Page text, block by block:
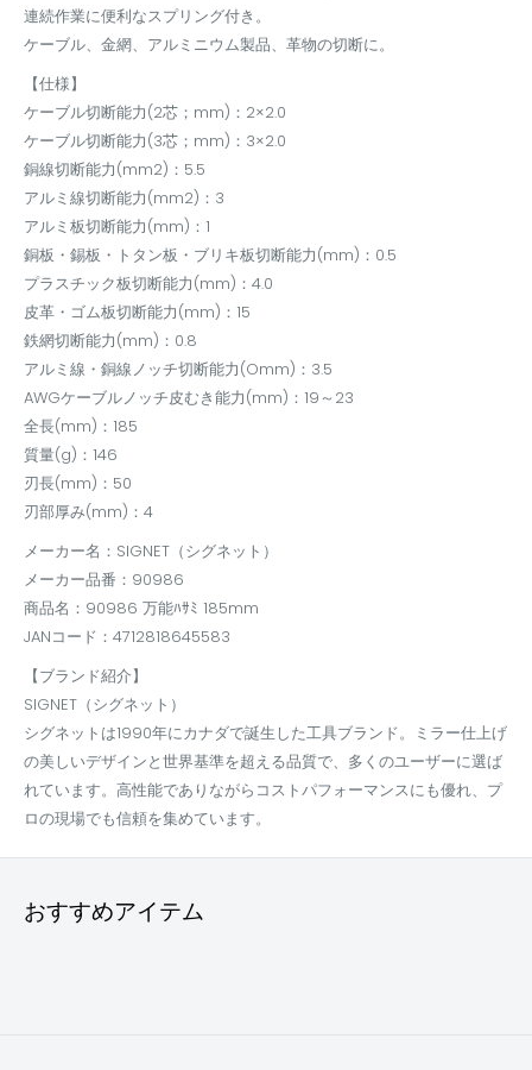
連続作業に便利なスプリング付き。
ケーブル、金網、アルミニウム製品、革物の切断に。
【仕様】
ケーブル切断能力(2芯；mm)：2×2.0
ケーブル切断能力(3芯；mm)：3×2.0
銅線切断能力(mm2)：5.5
アルミ線切断能力(mm2)：3
アルミ板切断能力(mm)：1
銅板・錫板・トタン板・ブリキ板切断能力(mm)：0.5
プラスチック板切断能力(mm)：4.0
皮革・ゴム板切断能力(mm)：15
鉄網切断能力(mm)：0.8
アルミ線・銅線ノッチ切断能力(Omm)：3.5
AWGケーブルノッチ皮むき能力(mm)：19～23
全長(mm)：185
質量(g)：146
刃長(mm)：50
刃部厚み(mm)：4
メーカー名：SIGNET（シグネット）
メーカー品番：90986
商品名：90986 万能ﾊｻﾐ 185mm
JANコード：4712818645583
【ブランド紹介】
SIGNET（シグネット）
シグネットは1990年にカナダで誕生した工具ブランド。ミラー仕上げ
の美しいデザインと世界基準を超える品質で、多くのユーザーに選ば
れています。高性能でありながらコストパフォーマンスにも優れ、プ
ロの現場でも信頼を集めています。
おすすめアイテム